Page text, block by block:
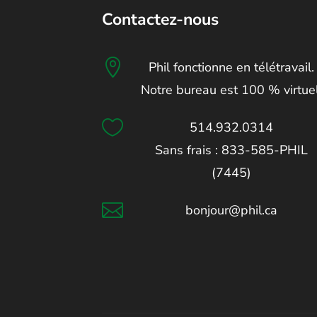
Contactez-nous

Phil fonctionne en télétravail.
Notre bureau est 100 %

514.932.0314
Sans frais : 833-585-PHIL
(7445)
 bonjour@phil.ca